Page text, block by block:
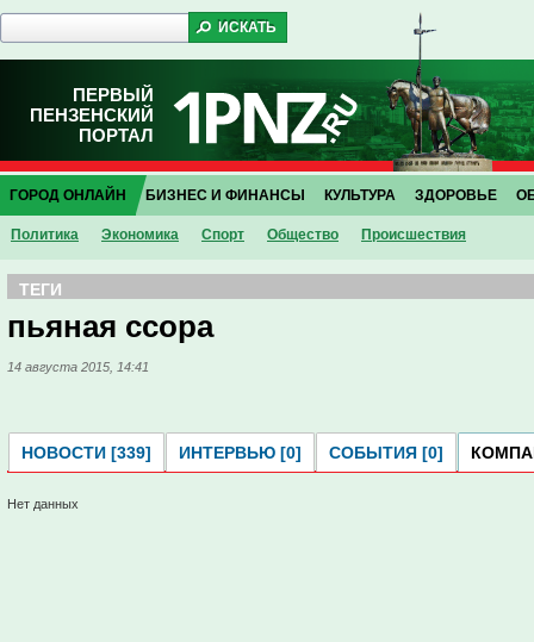
ПЕРВЫЙ
ПЕНЗЕНСКИЙ
ПОРТАЛ
ГОРОД ОНЛАЙН
Политика Экономика Спорт Общество Проиcшествия
БИЗНЕС И ФИНАНСЫ КУЛЬТУРА ЗДОРОВЬЕ
ТЕГИ
пьяная ссора
14 августа 2015, 14:41
НОВОСТИ [339] ИНТЕРВЬЮ [0] СОБЫТИЯ [0]
Нет данных